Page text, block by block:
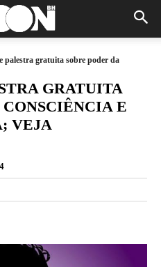
palestra gratuita sobre poder da
GRATUITA
CONSCIÊNCIA E
VEJA